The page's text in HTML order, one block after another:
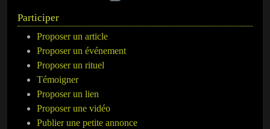
Participer
Proposer un article
Proposer un événement
Proposer un rituel
Témoigner
Proposer un lien
Proposer une vidéo
Publier une petite annonce